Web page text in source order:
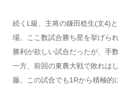
続くL級、主将の鎌田稔生(文4)
場。ここ数試合勝ち星を挙げら
勝利が欲しい試合だったが、手
一方、前回の東農大戦で敗れは
藤。この試合でも1Rから積極的